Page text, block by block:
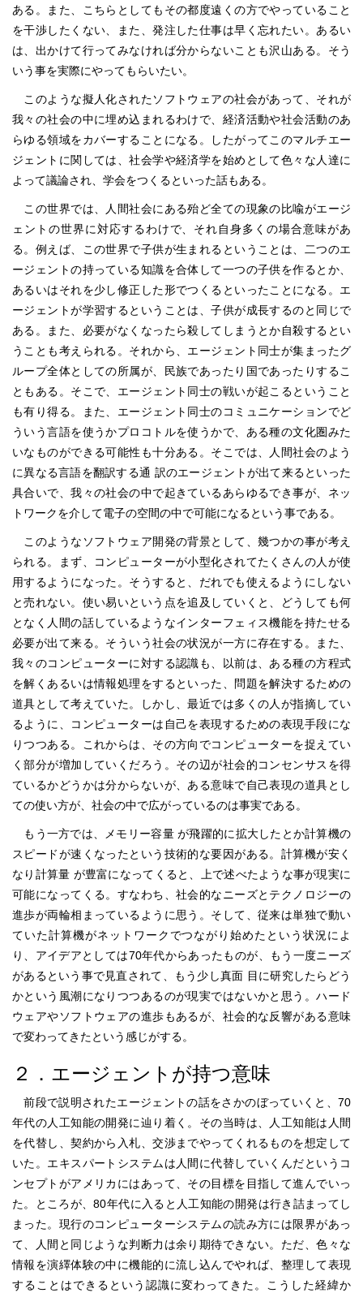
ある。また、こちらとしてもその都度遠くの方でやっていること
を干渉したくない、また、発注した仕事は早く忘れたい。あるい
は、出かけて行ってみなければ分からないことも沢山ある。そう
いう事を実際にやってもらいたい。
このような擬人化されたソフトウェアの社会があって、それが
我々の社会の中に埋め込まれるわけで、経済活動や社会活動のあ
らゆる領域をカバーすることになる。したがってこのマルチエー
ジェントに関しては、社会学や経済学を始めとして色々な人達に
よって議論され、学会をつくるといった話もある。
この世界では、人間社会にある殆ど全ての現象の比喩がエージ
ェントの世界に対応するわけで、それ自身多くの場合意味があ
る。例えば、この世界で子供が生まれるということは、二つのエ
ージェントの持っている知識を合体して一つの子供を作るとか、
あるいはそれを少し修正した形でつくるといったことになる。エ
ージェントが学習するということは、子供が成長するのと同じで
ある。また、必要がなくなったら殺してしまうとか自殺するとい
うことも考えられる。それから、エージェント同士が集まったグ
ループ全体としての所属が、民族であったり国であったりするこ
ともある。そこで、エージェント同士の戦いが起こるということ
も有り得る。また、エージェント同士のコミュニケーションでど
ういう言語を使うかプロコトルを使うかで、ある種の文化圏みた
いなものができる可能性も十分ある。そこでは、人間社会のよう
に異なる言語を翻訳する通 訳のエージェントが出て来るといった
具合いで、我々の社会の中で起きているあらゆるでき事が、ネッ
トワークを介して電子の空間の中で可能になるという事である。
このようなソフトウェア開発の背景として、幾つかの事が考え
られる。まず、コンピューターが小型化されてたくさんの人が使
用するようになった。そうすると、だれでも使えるようにしない
と売れない。使い易いという点を追及していくと、どうしても何
となく人間の話しているようなインターフェィス機能を持たせる
必要が出て来る。そういう社会の状況が一方に存在する。また、
我々のコンピューターに対する認識も、以前は、ある種の方程式
を解くあるいは情報処理をするといった、問題を解決するための
道具として考えていた。しかし、最近では多くの人が指摘してい
るように、コンピューターは自己を表現するための表現手段にな
りつつある。これからは、その方向でコンピューターを捉えてい
く部分が増加していくだろう。その辺が社会的コンセンサスを得
ているかどうかは分からないが、ある意味で自己表現の道具とし
ての使い方が、社会の中で広がっているのは事実である。
もう一方では、メモリー容量 が飛躍的に拡大したとか計算機の
スピードが速くなったという技術的な要因がある。計算機が安く
なり計算量 が豊富になってくると、上で述べたような事が現実に
可能になってくる。すなわち、社会的なニーズとテクノロジーの
進歩が両輪相まっているように思う。そして、従来は単独で動い
ていた計算機がネットワークでつながり始めたという状況によ
り、アイデアとしては70年代からあったものが、もう一度ニーズ
があるという事で見直されて、もう少し真面 目に研究したらどう
かという風潮になりつつあるのが現実ではないかと思う。ハード
ウェアやソフトウェアの進歩もあるが、社会的な反響がある意味
で変わってきたという感じがする。
２．エージェントが持つ意味
前段で説明されたエージェントの話をさかのぼっていくと、70
年代の人工知能の開発に辿り着く。その当時は、人工知能は人間
を代替し、契約から入札、交渉までやってくれるものを想定して
いた。エキスパートシステムは人間に代替していくんだというコ
ンセプトがアメリカにはあって、その目標を目指して進んでいっ
た。ところが、80年代に入ると人工知能の開発は行き詰まってし
まった。現行のコンピューターシステムの読み方には限界があっ
て、人間と同じような判断力は余り期待できない。ただ、色々な
情報を演繹体験の中に機能的に流し込んでやれば、整理して表現
することはできるという認識に変わってきた。こうした経緯か